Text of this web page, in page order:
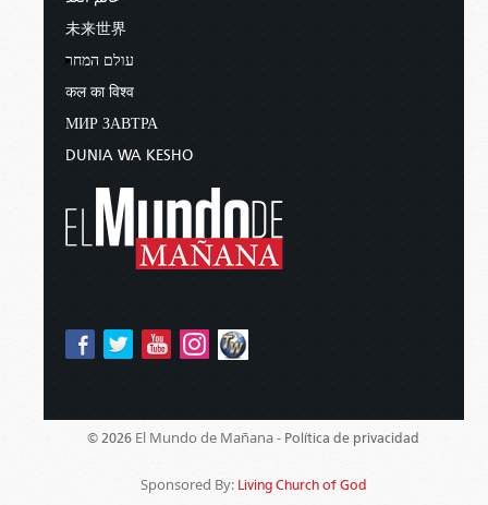
未来世界
עולם המחר
कल का विश्व
МИР ЗАВТРА
DUNIA WA KESHO
© 2026 El Mundo de Mañana - Política de privacidad
Sponsored By: Living Church of God